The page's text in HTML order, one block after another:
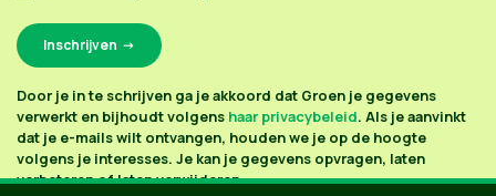
Door je in te schrijven ga je akkoord dat Groen je gegevens
verwerkt en bijhoudt volgens haar privacybeleid. Als je aanvinkt
dat je e-mails wilt ontvangen, houden we je op de hoogte
volgens je interesses. Je kan je gegevens opvragen, laten
verbeteren of laten verwijderen.